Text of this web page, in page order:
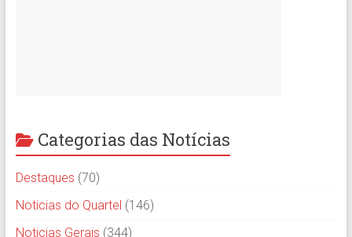
Categorias das Notícias
Destaques (70)
Noticias do Quartel (146)
Noticias Gerais (344)